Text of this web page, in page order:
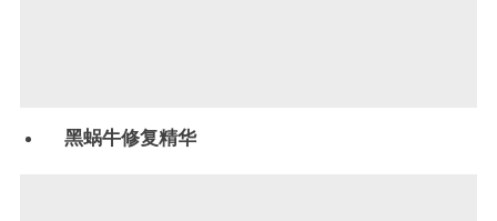
黑蜗牛修复精华